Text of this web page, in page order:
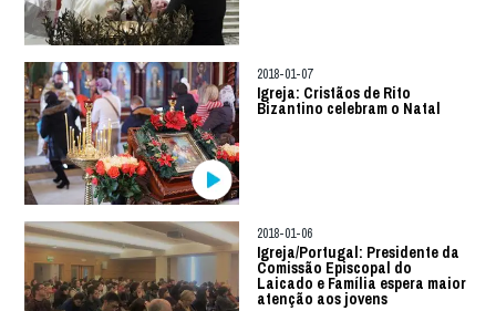
2018-01-07
Igreja: Cristãos de Rito
Bizantino celebram o Natal
2018-01-06
Igreja/Portugal: Presidente da
Comissão Episcopal do
Laicado e Família espera maior
atenção aos jovens